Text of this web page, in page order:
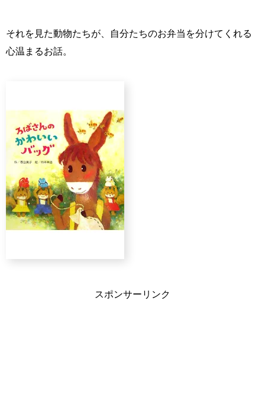
それを見た動物たちが、自分たちのお弁当を分けてくれる
心温まるお話。
スポンサーリンク